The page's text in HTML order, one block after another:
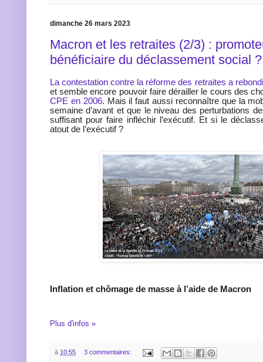
dimanche 26 mars 2023
Macron et les retraites (2/3) :
bénéficiaire du déclassement social ?
La contestation contre la réforme des retraites a
et semble encore pouvoir faire dérailler le cours des
CPE en 2006. Mais il faut aussi reconnaître que la
semaine d’avant et que le niveau des perturbations
suffisant pour faire infléchir l’exécutif. Et si le
atout de l’exécutif ?
Inflation et chômage de masse à l’aide de Macron
Plus d'infos »
à 10:55 3 commentaires: